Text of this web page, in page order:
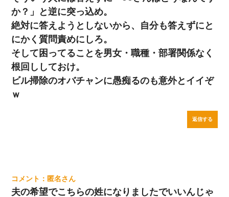
か？」と逆に突っ込め。
絶対に答えようとしないから、自分も答えずにと
にかく質問責めにしろ。
そして困ってることを男女・職種・部署関係なく
根回ししておけ。
ビル掃除のオバチャンに愚痴るのも意外とイイぞ
ｗ
返信する
匿名
夫の希望でこちらの姓になりましたでいいんじゃ